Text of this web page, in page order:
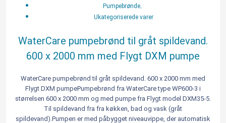
Pumpebrønde,
Ukategoriserede varer
WaterCare pumpebrønd til gråt spildevand.
600 x 2000 mm med Flygt DXM pumpe
WaterCare pumpebrønd til gråt spildevand. 600 x 2000 mm med
Flygt DXM pumpePumpebrønd fra WaterCare type WP600-3 i
størrelsen 600 x 2000 mm og med pumpe fra Flygt model DXM35-5.
Til spildevand fra fra køkken, bad og vask (gråt
spildevand).Pumpen er med påbygget niveauvippe, der automatisk
spildevand.
2000
mm
Flygt
DXM
pumpe
antal